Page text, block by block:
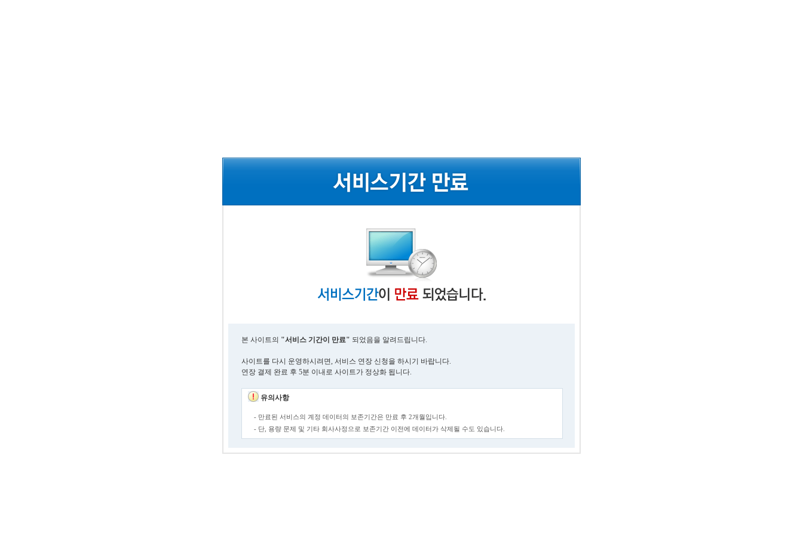
본 사이트의 "서비스 기간이 만료" 되었음을 알려드립니다.
사이트를 다시 운영하시려면, 서비스 연장 신청을 하시기 바랍니다.
연장 결제 완료 후 5분 이내로 사이트가 정상화 됩니다.
유의사항
- 만료된 서비스의 계정 데이터의 보존기간은 만료 후 2개월입니다.
- 단, 용량 문제 및 기타 회사사정으로 보존기간 이전에 데이터가 삭제될 수도 있습니다.